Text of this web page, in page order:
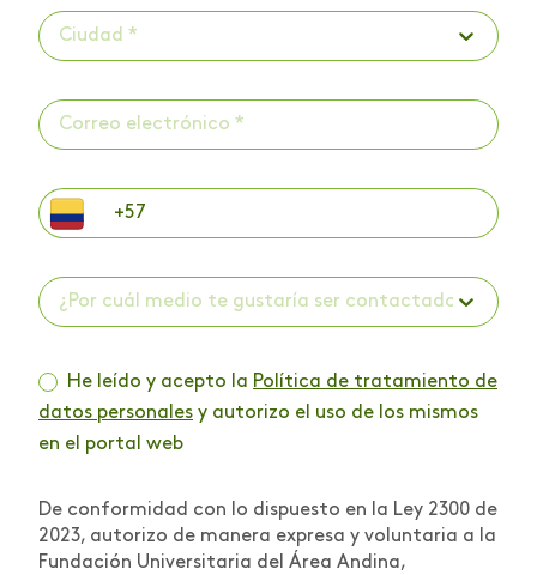
Ciudad *
¿Por cuál medio te gustaría ser contactado? *
He leído y acepto la Política de tratamiento de
datos personales y autorizo el uso de los mismos
en el portal web
De conformidad con lo dispuesto en la Ley 2300 de
2023, autorizo de manera expresa y voluntaria a la
Fundación Universitaria del Área Andina,